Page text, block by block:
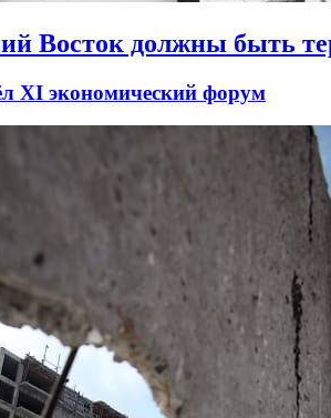
Восток должны быть
XI экономический форум